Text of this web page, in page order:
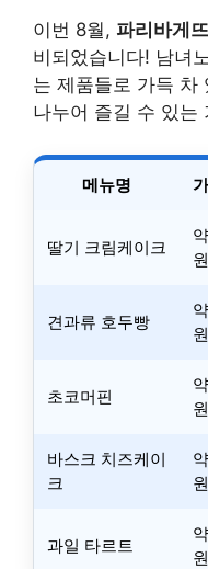
이번 8월, 파리바게
비되었습니다! 남녀
는 제품들로 가득 차
나누어 즐길 수 있는
메뉴명
딸기 크림케이크
원
견과류 호두빵
원
초코머핀
원
바스크 치즈케이
크
원
과일 타르트
원